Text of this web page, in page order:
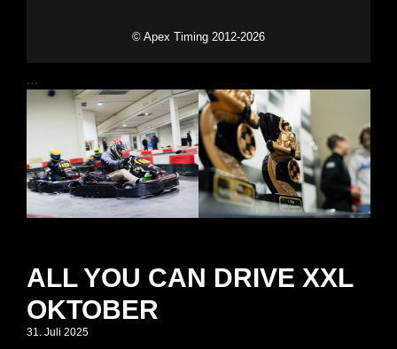
…
ALL YOU CAN DRIVE XXL
OKTOBER
31. Juli 2025